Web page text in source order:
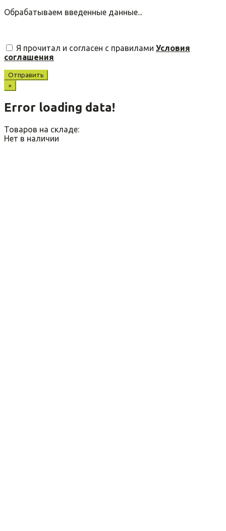
Обрабатываем введенные данные...
Я прочитал и согласен с правилами Условия
соглашения
Отправить
×
Error loading data!
Товаров на складе:
Нет в наличии